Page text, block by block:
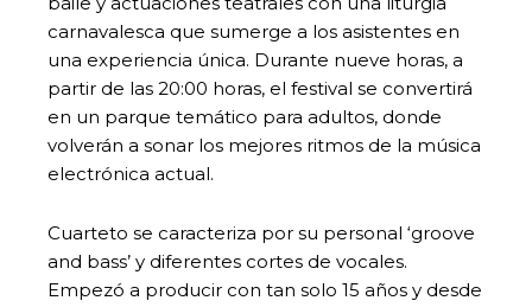
carnavalesca que sumerge a los asistentes en
una experiencia única. Durante nueve horas, a
partir de las 20:00 horas, el festival se convertirá
en un parque temático para adultos, donde
volverán a sonar los mejores ritmos de la música
electrónica actual.
Cuarteto se caracteriza por su personal ‘groove
and bass’ y diferentes cortes de vocales.
Empezó a producir con tan solo 15 años y desde